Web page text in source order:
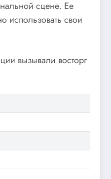
сцене. Ее
использовать свои
вызывали восторг